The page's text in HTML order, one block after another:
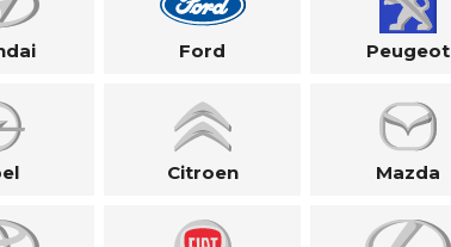
Ford Peugeot
Citroen Mazda